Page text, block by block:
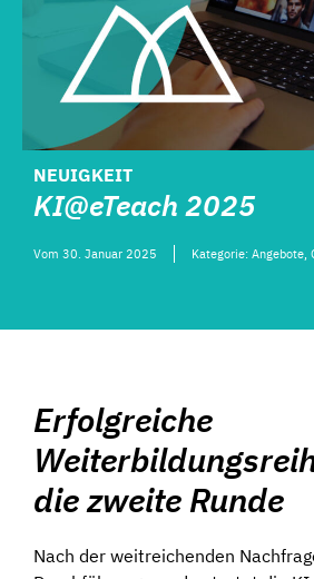
NEUIGKEIT
KI@eTeach 2025
Vom 30. Januar 2025 Kategorie: Angebote,
Erfolgreiche
die zweite Runde
Nach der weitreichenden